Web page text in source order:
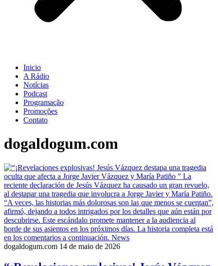
Inicio
A Rádio
Notícias
Podcast
Programação
Promoções
Contato
dogaldogum.com
dogaldogum.com 14 de maio de 2026